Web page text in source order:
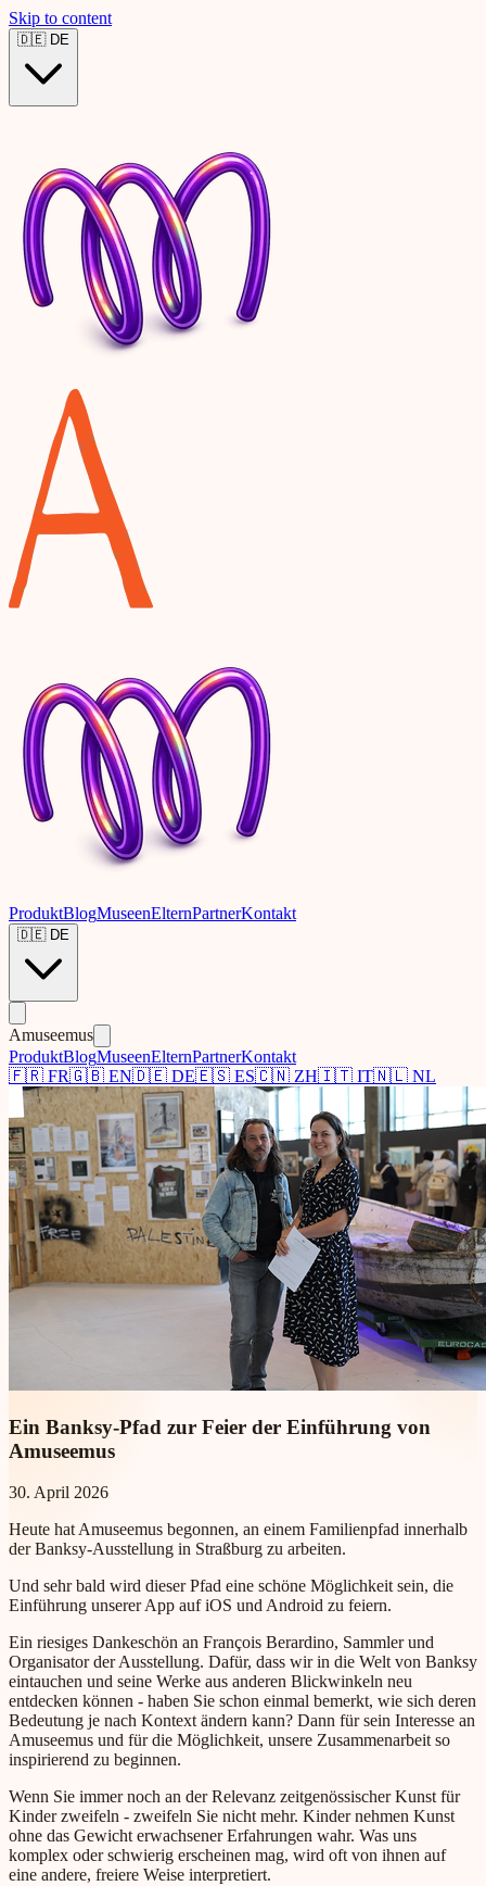
Skip to content
🇩🇪 DE
ProduktBlogMuseenElternPartnerKontakt
🇩🇪 DE
Amuseemus
ProduktBlogMuseenElternPartnerKontakt
🇫🇷 FR🇬🇧 EN🇩🇪 DE🇪🇸 ES🇨🇳 ZH🇮🇹 IT🇳🇱 NL
Ein Banksy-Pfad zur Feier der Einführung von
Amuseemus
30. April 2026
Heute hat Amuseemus begonnen, an einem Familienpfad innerhalb
der Banksy-Ausstellung in Straßburg zu arbeiten.
Und sehr bald wird dieser Pfad eine schöne Möglichkeit sein, die
Einführung unserer App auf iOS und Android zu feiern.
Ein riesiges Dankeschön an François Berardino, Sammler und
Organisator der Ausstellung. Dafür, dass wir in die Welt von Banksy
eintauchen und seine Werke aus anderen Blickwinkeln neu
entdecken können - haben Sie schon einmal bemerkt, wie sich deren
Bedeutung je nach Kontext ändern kann? Dann für sein Interesse an
Amuseemus und für die Möglichkeit, unsere Zusammenarbeit so
inspirierend zu beginnen.
Wenn Sie immer noch an der Relevanz zeitgenössischer Kunst für
Kinder zweifeln - zweifeln Sie nicht mehr. Kinder nehmen Kunst
ohne das Gewicht erwachsener Erfahrungen wahr. Was uns
komplex oder schwierig erscheinen mag, wird oft von ihnen auf
eine andere, freiere Weise interpretiert.